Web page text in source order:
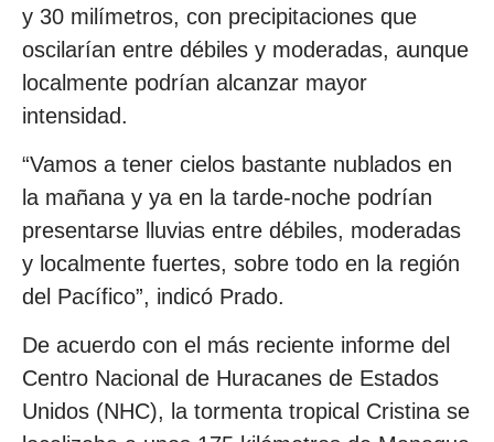
y 30 milímetros, con precipitaciones que
oscilarían entre débiles y moderadas, aunque
localmente podrían alcanzar mayor
intensidad.
“Vamos a tener cielos bastante nublados en
la mañana y ya en la tarde-noche podrían
presentarse lluvias entre débiles, moderadas
y localmente fuertes, sobre todo en la región
del Pacífico”, indicó Prado.
De acuerdo con el más reciente informe del
Centro Nacional de Huracanes de Estados
Unidos (NHC), la tormenta tropical Cristina se